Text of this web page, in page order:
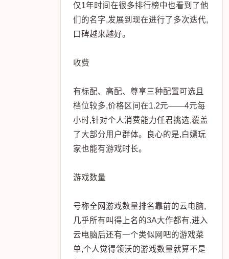
仅1年时间在很多排行榜中也看到了他
们的名字,发展到现在进行了多次迭代,
口碑越来越好。
收费
有标配、高配、尊享三种配置可选且
档位较多,价格区间在1.2元——4元每
小时,针对个人消费能力任君挑选,覆盖
了大部分用户群体。良心的是,白嫖玩
家也能有游戏时长。
游戏数量
号称全网游戏数量排名靠前的云电脑,
几乎所有叫得上名的3A大作都有,进入
云电脑后还有一个类似网吧的游戏菜
单,个人觉得领沃的游戏数量就算不是